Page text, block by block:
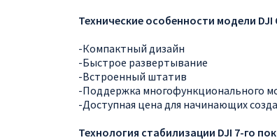
Технические особенности модели DJI
-Компактный дизайн
-Быстрое развертывание
-Встроенный штатив
-Поддержка многофункционального
-Доступная цена для начинающих
Технология стабилизации DJI 7-го